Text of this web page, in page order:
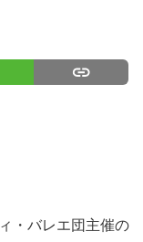
・バレエ団主催の